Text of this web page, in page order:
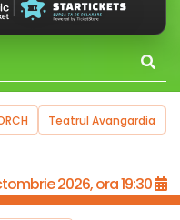
Teatrul Avangardia
2026, ora 19:30